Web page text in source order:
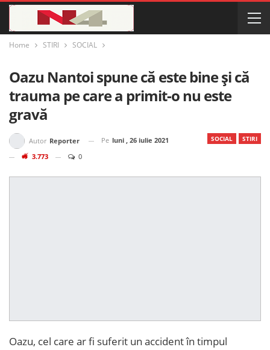
Home STIRI SOCIAL
Oazu Nantoi spune că este bine și că
trauma pe care a primit-o nu este
gravă
SOCIAL STIRI
Autor Reporter Pe luni , 26 iulie 2021
3.773
0
Oazu, cel care ar fi suferit un accident în timpul